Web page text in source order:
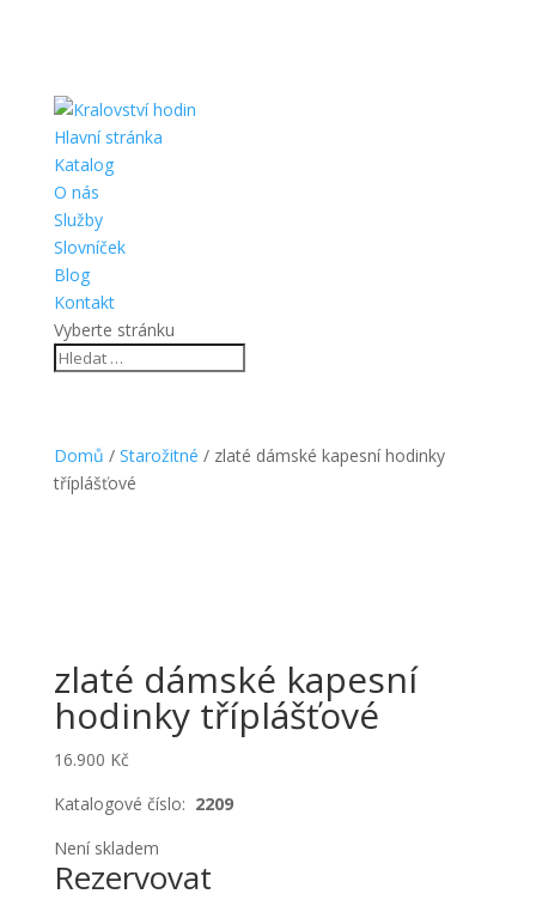
Hlavní stránka
Katalog
O nás
Služby
Slovníček
Blog
Kontakt
Vyberte stránku
Domů / Starožitné / zlaté dámské kapesní hodinky
tříplášťové
zlaté dámské kapesní
hodinky tříplášťové
16.900 Kč
Katalogové číslo: 2209
Není skladem
Rezervovat